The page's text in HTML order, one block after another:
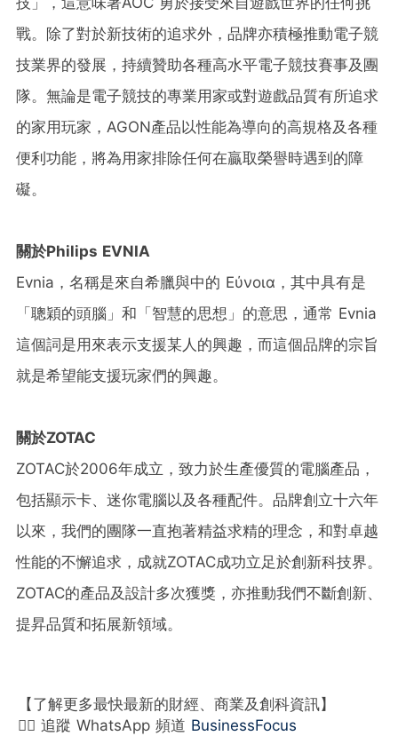
戰。除了對於新技術的追求外，品牌亦積極推動電子競
技業界的發展，持續贊助各種高水平電子競技賽事及團
隊。無論是電子競技的專業用家或對遊戲品質有所追求
的家用玩家，AGON產品以性能為導向的高規格及各種
便利功能，將為用家排除任何在贏取榮譽時遇到的障
礙。
關於Philips EVNIA
Evnia，名稱是來自希臘與中的 Εύνοια，其中具有是
「聰穎的頭腦」和「智慧的思想」的意思，通常 Evnia
這個詞是用來表示支援某人的興趣，而這個品牌的宗旨
就是希望能支援玩家們的興趣。
關於ZOTAC
ZOTAC於2006年成立，致力於生產優質的電腦產品，
包括顯示卡、迷你電腦以及各種配件。品牌創立十六年
以來，我們的團隊一直抱著精益求精的理念，和對卓越
性能的不懈追求，成就ZOTAC成功立足於創新科技界。
ZOTAC的產品及設計多次獲獎，亦推動我們不斷創新、
提昇品質和拓展新領域。
【了解更多最快最新的財經、商業及創科資訊】
👉🏻 追蹤 WhatsApp 頻道 BusinessFocus